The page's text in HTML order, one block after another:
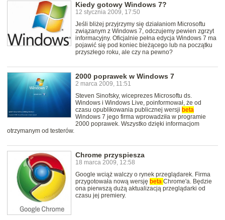
Kiedy gotowy Windows 7?
12 stycznia 2009, 17:50
Jeśli bliżej przyjrzymy się działaniom Microsoftu
związanym z Windows 7, odczujemy pewien zgrzyt
informacyjny. Oficjalnie pełna edycja Windows 7 ma
pojawić się pod koniec bieżącego lub na początku
przyszłego roku, ale czy na pewno?
2000 poprawek w Windows 7
2 marca 2009, 11:51
Steven Sinofsky, wiceprezes Microsoftu ds.
Windows i Windows Live, poinformował, że od
czasu opublikowania publicznej wersji beta
Windows 7 jego firma wprowadziła w programie
2000 poprawek. Wszystko dzięki informacjom
otrzymanym od testerów.
Chrome przyspiesza
18 marca 2009, 12:58
Google wciąż walczy o rynek przeglądarek. Firma
przygotowała nową wersję beta Chrome'a. Będzie
ona pierwszą dużą aktualizacją przeglądarki od
czasu jej premiery.